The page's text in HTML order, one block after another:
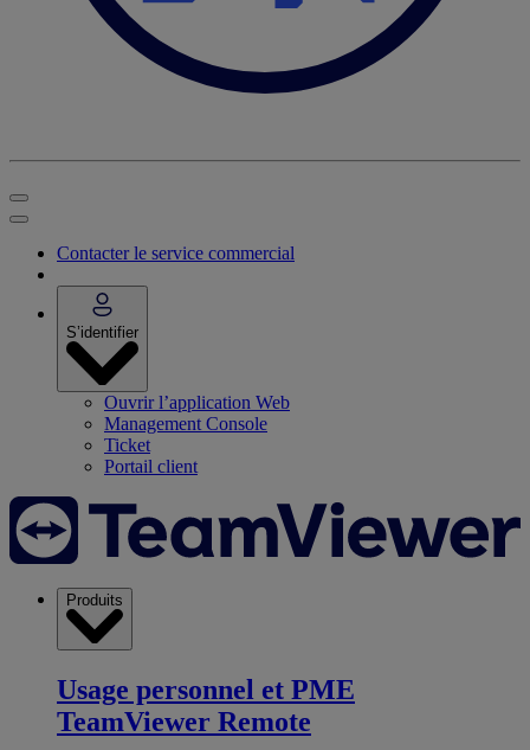
Contacter le service commercial
S’identifier
Ouvrir l’application Web
Management Console
Ticket
Portail client
Produits
Usage personnel et PME
TeamViewer Remote